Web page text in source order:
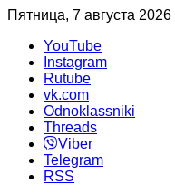
Пятница, 7 августа 2026
YouTube
Instagram
Rutube
vk.com
Odnoklassniki
Threads
Viber
Telegram
RSS